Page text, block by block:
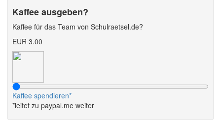
Kaffee ausgeben?
Kaffee für das Team von Schulraetsel.de?
EUR 3.00
Kaffee spendieren*
*leitet zu paypal.me weiter